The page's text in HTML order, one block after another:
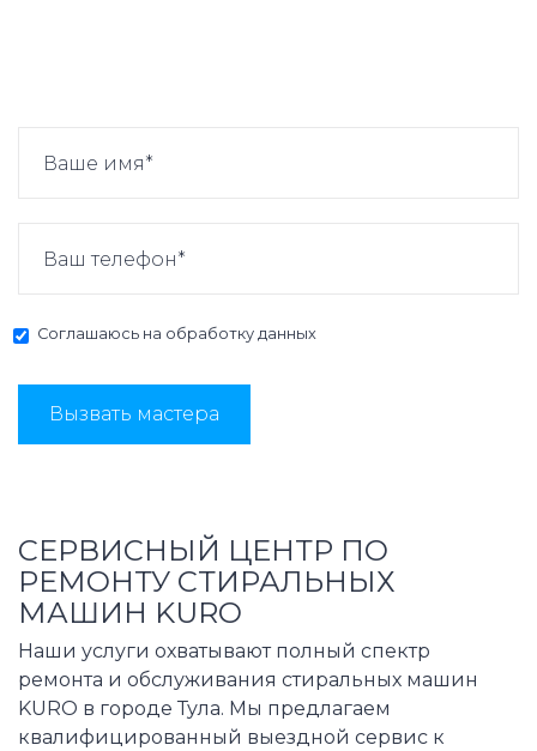
Соглашаюсь на обработку данных
Вызвать мастера
СЕРВИСНЫЙ ЦЕНТР ПО
РЕМОНТУ СТИРАЛЬНЫХ
МАШИН KURO
Наши услуги охватывают полный спектр
ремонта и обслуживания стиральных машин
KURO в городе Тула. Мы предлагаем
квалифицированный выездной сервис к